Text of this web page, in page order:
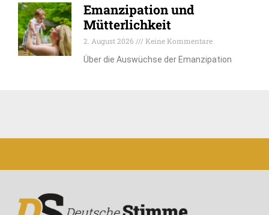
Emanzipation und
Mütterlichkeit
2. August 2026
Keine Kommentare
Über die Auswüchse der Emanzipation